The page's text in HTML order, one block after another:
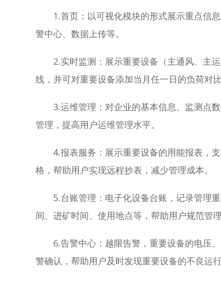
1.首页：以可视化模块的形式展示重点信
警中心、数据上传等。
2.实时监测：展示重要设备（主通风、主
线，并可对重要设备添加当月任一日的负荷对
3.运维管理：对企业的基本信息、监测点
管理，提高用户运维管理水平。
4.报表服务：展示重要设备的用能报表，
格，帮助用户实现远程抄表，减少管理成本。
5.台账管理：电子化设备台账，记录管理
间、进矿时间、使用地点等，帮助用户规范管
6.告警中心：越限告警，重要设备的电压
警确认，帮助用户及时发现重要设备的不良运